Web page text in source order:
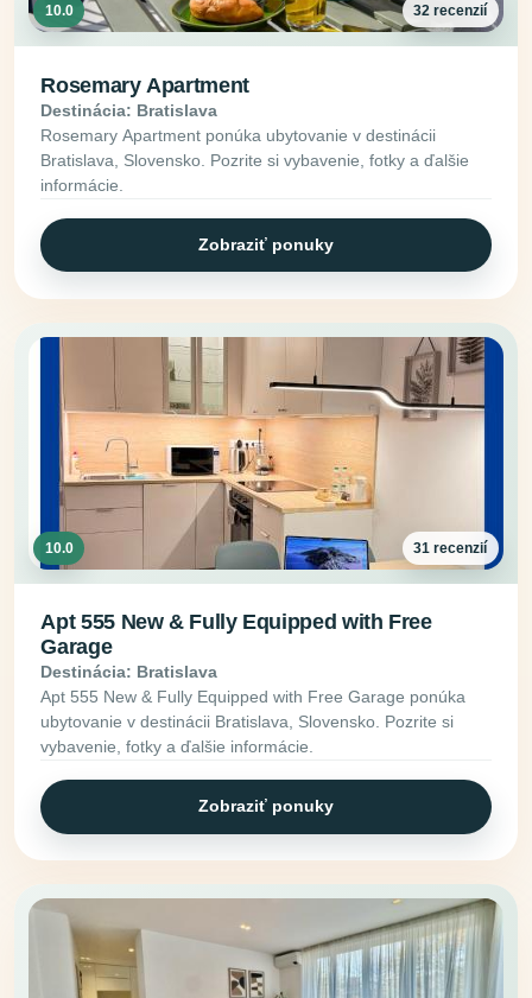
10.0 32 recenzií
Rosemary Apartment
Destinácia: Bratislava
Rosemary Apartment ponúka ubytovanie v destinácii
Bratislava, Slovensko. Pozrite si vybavenie, fotky a ďalšie
informácie.
Zobraziť ponuky
10.0 31 recenzií
Apt 555 New & Fully Equipped with Free
Garage
Destinácia: Bratislava
Apt 555 New & Fully Equipped with Free Garage ponúka
ubytovanie v destinácii Bratislava, Slovensko. Pozrite si
vybavenie, fotky a ďalšie informácie.
Zobraziť ponuky